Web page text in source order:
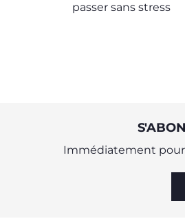
passer sans stress
Immédiatement pour